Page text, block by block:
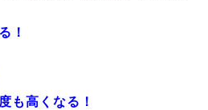
！
も高くなる！